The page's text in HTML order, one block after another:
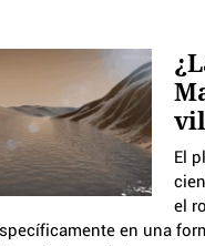
El
el
en una